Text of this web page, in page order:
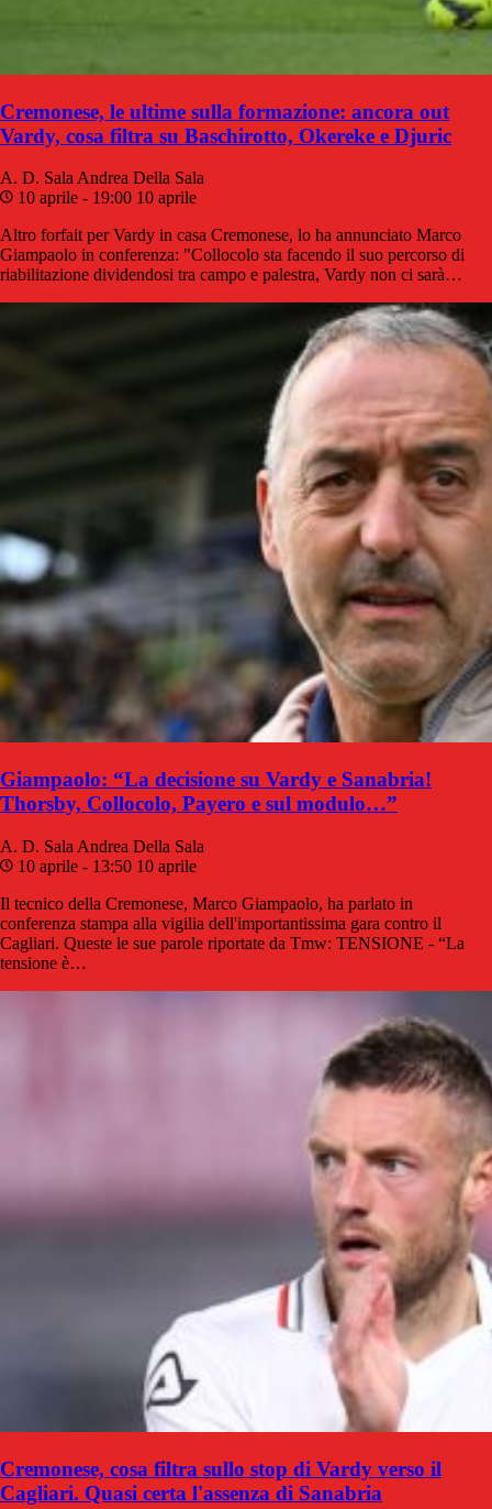
Cremonese, le ultime sulla formazione: ancora out
Vardy, cosa filtra su Baschirotto, Okereke e Djuric
A. D. Sala Andrea Della Sala
10 aprile - 19:00 10 aprile
Altro forfait per Vardy in casa Cremonese, lo ha annunciato Marco
Giampaolo in conferenza: "Collocolo sta facendo il suo percorso di
riabilitazione dividendosi tra campo e palestra, Vardy non ci sarà…
Giampaolo: “La decisione su Vardy e Sanabria!
Thorsby, Collocolo, Payero e sul modulo…”
A. D. Sala Andrea Della Sala
10 aprile - 13:50 10 aprile
Il tecnico della Cremonese, Marco Giampaolo, ha parlato in
conferenza stampa alla vigilia dell'importantissima gara contro il
Cagliari. Queste le sue parole riportate da Tmw: TENSIONE - “La
tensione è…
Cremonese, cosa filtra sullo stop di Vardy verso il
Cagliari. Quasi certa l'assenza di Sanabria